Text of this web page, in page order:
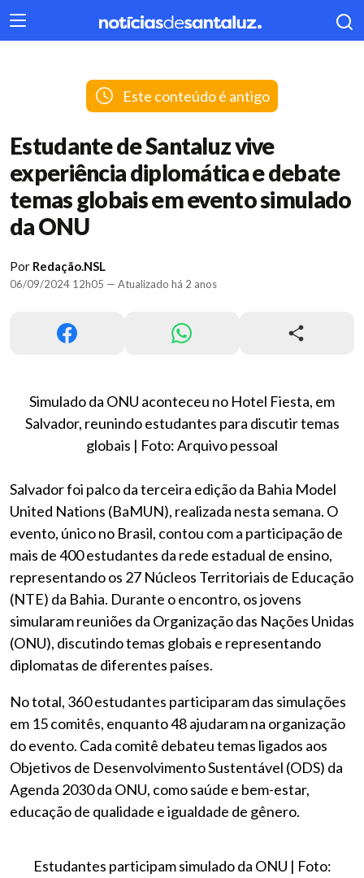
404
Este conteúdo é antigo
Estudante de Santaluz vive
experiência diplomática e debate
temas globais em evento simulado
da ONU
Por Redação.NSL
06/09/2024 12h05 — Atualizado há 2 anos
Simulado da ONU aconteceu no Hotel Fiesta, em
Salvador, reunindo estudantes para discutir temas
globais | Foto: Arquivo pessoal
Salvador foi palco da terceira edição da Bahia Model
United Nations (BaMUN), realizada nesta semana. O
evento, único no Brasil, contou com a participação de
mais de 400 estudantes da rede estadual de ensino,
representando os 27 Núcleos Territoriais de Educação
(NTE) da Bahia. Durante o encontro, os jovens
simularam reuniões da Organização das Nações Unidas
(ONU), discutindo temas globais e representando
diplomatas de diferentes países.
No total, 360 estudantes participaram das simulações
em 15 comitês, enquanto 48 ajudaram na organização
do evento. Cada comitê debateu temas ligados aos
Objetivos de Desenvolvimento Sustentável (ODS) da
Agenda 2030 da ONU, como saúde e bem-estar,
educação de qualidade e igualdade de gênero.
Estudantes participam simulado da ONU | Foto: